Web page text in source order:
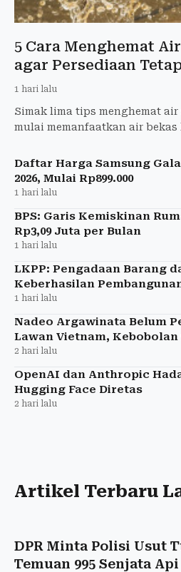
5 Cara Menghemat
agar Persediaan
1 hari lalu
Simak lima tips menghemat air
mulai memanfaatkan air bekas
Daftar Harga Samsung
2026, Mulai Rp899.000
1 hari lalu
BPS: Garis Kemiskinan
Rp3,09 Juta per Bulan
1 hari lalu
LKPP: Pengadaan Barang
Keberhasilan
1 hari lalu
Nadeo Argawinata Belum
Lawan Vietnam, Kebobolan
2 hari lalu
OpenAI dan Anthropic
Hugging Face Diretas
2 hari lalu
Artikel Terbaru
DPR Minta Polisi Usut
Temuan 995 Senjata